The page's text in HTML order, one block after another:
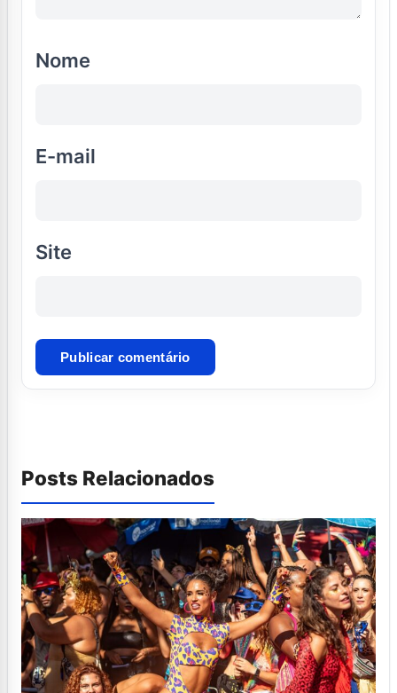
Nome
E-mail
Site
Posts Relacionados